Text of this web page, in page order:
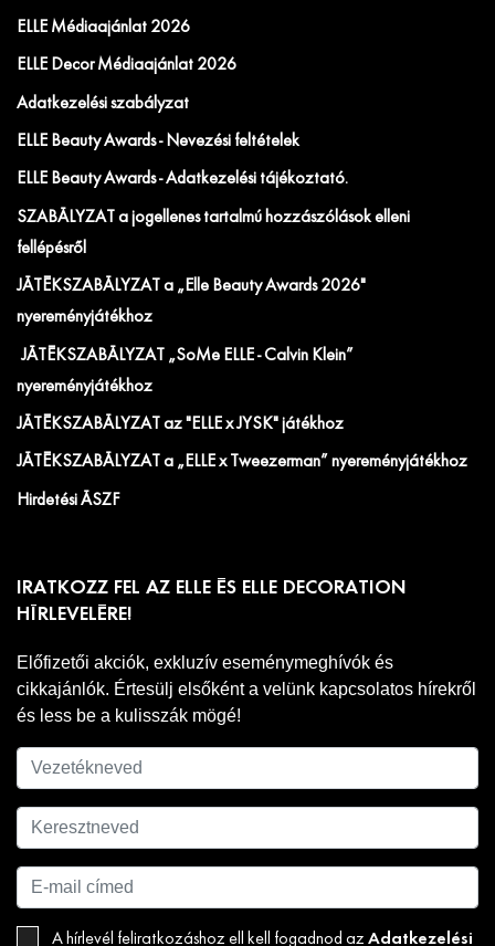
ELLE Médiaajánlat 2026
ELLE Decor Médiaajánlat 2026
Adatkezelési szabályzat
ELLE Beauty Awards - Nevezési feltételek
ELLE Beauty Awards - Adatkezelési tájékoztató.
SZABÁLYZAT a jogellenes tartalmú hozzászólások elleni
fellépésről
JÁTÉKSZABÁLYZAT a „Elle Beauty Awards 2026"
nyereményjátékhoz
JÁTÉKSZABÁLYZAT „SoMe ELLE - Calvin Klein”
nyereményjátékhoz
JÁTÉKSZABÁLYZAT az "ELLE x JYSK" játékhoz
JÁTÉKSZABÁLYZAT a „ELLE x Tweezerman” nyereményjátékhoz
Hirdetési ÁSZF
IRATKOZZ FEL AZ ELLE ÉS ELLE DECORATION
HÍRLEVELÉRE!
Előfizetői akciók, exkluzív eseménymeghívók és
cikkajánlók. Értesülj elsőként a velünk kapcsolatos hírekről
és less be a kulisszák mögé!
A hírlevél feliratkozáshoz ell kell fogadnod az Adatkezelési